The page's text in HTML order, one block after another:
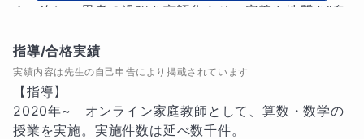
ん。次に、思考の過程を言語化させ、定義や性質を“自
ズレや思考の抜けが明確になります。
さらに、間違えた問題はそのまま放置せず、「なぜ間
違えたか」「どう直すか」を一緒に分析し、生徒自身
に再び説明してもらうことで深く定着させます。この
指導/合格実績
実績内容は先生の自己申告により掲載されています
【指導】
2020年~　オンライン家庭教師として、算数・数学の
授業を実施。実施件数は延べ数千件。